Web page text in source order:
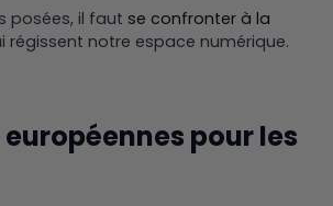
posées, il faut se confronter à la
régissent notre espace numérique.
pour les